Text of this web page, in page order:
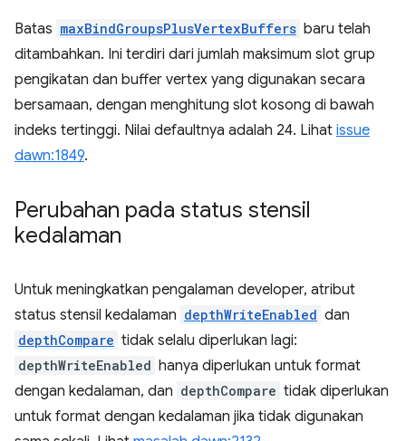
Batas maxBindGroupsPlusVertexBuffers baru telah
ditambahkan. Ini terdiri dari jumlah maksimum slot grup
pengikatan dan buffer vertex yang digunakan secara
bersamaan, dengan menghitung slot kosong di bawah
indeks tertinggi. Nilai defaultnya adalah 24. Lihat issue
dawn:1849.
Perubahan pada status stensil
kedalaman
Untuk meningkatkan pengalaman developer, atribut
status stensil kedalaman depthWriteEnabled dan
depthCompare tidak selalu diperlukan lagi:
depthWriteEnabled hanya diperlukan untuk format
dengan kedalaman, dan depthCompare tidak diperlukan
untuk format dengan kedalaman jika tidak digunakan